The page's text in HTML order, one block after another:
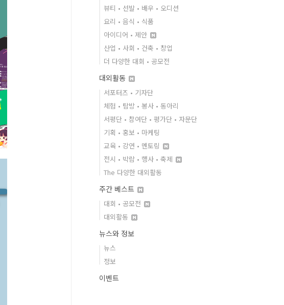
뷰티 • 선발 • 배우 • 오디션
요리 • 음식 • 식품
아이디어 • 제안
산업 • 사회 • 건축 • 창업
더 다양한 대회 • 공모전
대외활동
서포터즈 • 기자단
체험 • 탐방 • 봉사 • 동아리
서평단 • 참여단 • 평가단 • 자문단
기획 • 홍보 • 마케팅
교육 • 강연 • 멘토링
전시 • 박람 • 행사 • 축제
The 다양한 대외활동
주간 베스트
대회 • 공모전
대외활동
뉴스와 정보
뉴스
정보
이벤트